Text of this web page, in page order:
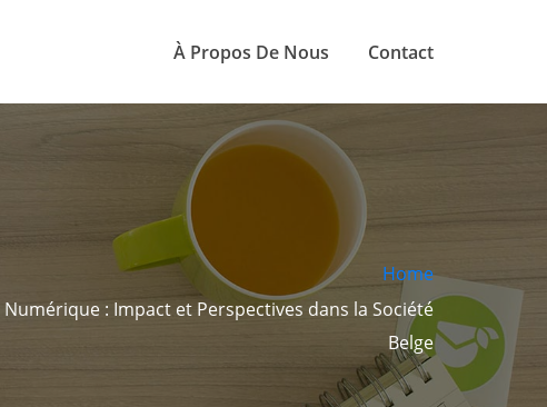
À Propos De Nous Contact
Home
: Impact et Perspectives dans la Société
Belge